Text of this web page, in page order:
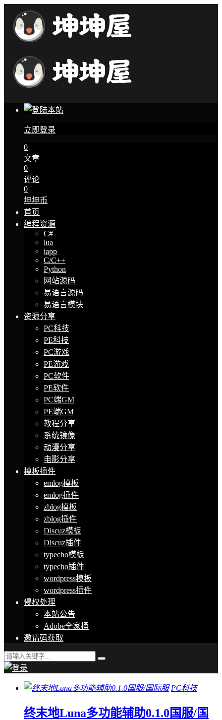
立即登录
0
文章
0
评论
0
坤坤币
首页
编程资源
C#
lua
iapp
C/C++
Python
网站源码
易语言源码
易语言模块
资源分享
PC科技
PE科技
PC游戏
PE游戏
PC软件
PE软件
PC端GM
PE端GM
教程分享
系统镜像
动漫分享
电影分享
模板插件
emlog模板
emlog插件
zblog模板
zblog插件
Discuz模板
Discuz插件
typecho模板
typecho插件
wordpress模板
wordpress插件
侵权处理
本站公告
Adobe全家桶
邀请码获取
PC科技
终末地Luna多功能辅助0.1.0国服/国